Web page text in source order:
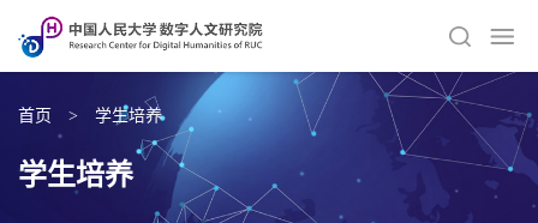
首页 > 学生培养
学生培养